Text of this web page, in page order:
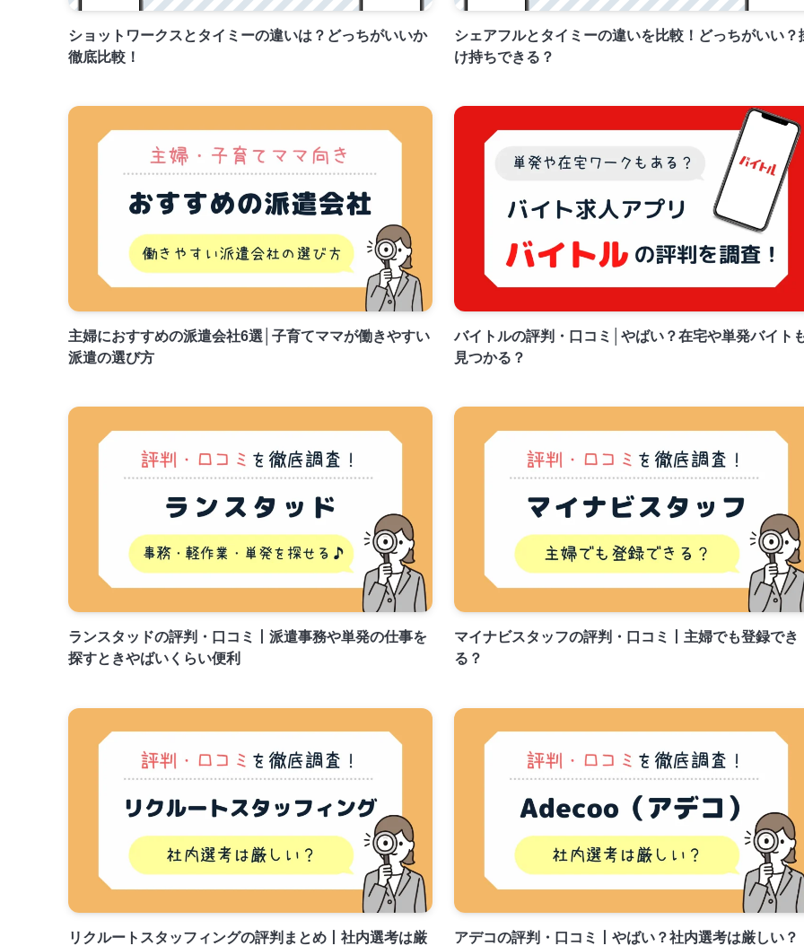
ショットワークスとタイミーの違いは？どっちがいいか
徹底比較！
シェアフルとタイミーの違いを比較！どっちがいい？
け持ちできる？
主婦におすすめの派遣会社6選│子育てママが働きやすい
派遣の選び方
バイトルの評判・口コミ│やばい？在宅や単発バイト
見つかる？
ランスタッドの評判・口コミ丨派遣事務や単発の仕事を
探すときやばいくらい便利
マイナビスタッフの評判・口コミ丨主婦でも登録でき
る？
リクルートスタッフィングの評判まとめ丨社内選考は厳
アデコの評判・口コミ丨やばい？社内選考は厳しい？